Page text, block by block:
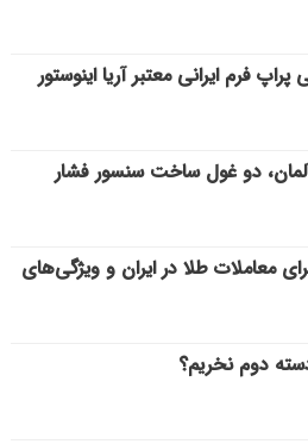
فرم ایرانی معتبر آریا اینوستور
دو غول ساخت سنسور فشار
معاملات طلا در ایران و ویژگی‌های
دوم نخریم؟